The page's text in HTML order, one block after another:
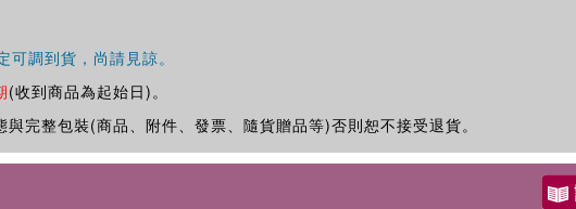
調到貨，尚請見諒。
(收到商品為起始日)。
完整包裝(商品、附件、發票、隨貨贈品等)否則恕不接受退貨。